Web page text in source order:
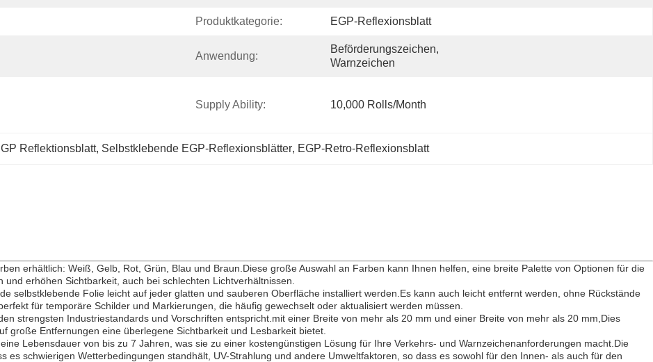
Produktkategorie: EGP-Reflexionsblatt
Anwendung:
Beförderungszeichen,
Warnzeichen
Supply Ability: 10,000 Rolls/month
Reflektionsblatt, Selbstklebende EGP-Reflexionsblätter, EGP-Retro-Reflexionsblatt
erhältlich: Weiß, Gelb, Rot, Grün, Blau und Braun.Diese große Auswahl an Farben kann Ihnen helfen, eine breite Palette von Optionen für die
erhöhen Sichtbarkeit, auch bei schlechten Lichtverhältnissen.
selbstklebende Folie leicht auf jeder glatten und sauberen Oberfläche installiert werden.Es kann auch leicht entfernt werden, ohne Rückstände
für temporäre Schilder und Markierungen, die häufig gewechselt oder aktualisiert werden müssen.
strengsten Industriestandards und Vorschriften entspricht.mit einer Breite von mehr als 20 mm und einer Breite von mehr als 20 mm,Dies
große Entfernungen eine überlegene Sichtbarkeit und Lesbarkeit bietet.
Lebensdauer von bis zu 7 Jahren, was sie zu einer kostengünstigen Lösung für Ihre Verkehrs- und Warnzeichenanforderungen macht.Die
es schwierigen Wetterbedingungen standhält, UV-Strahlung und andere Umweltfaktoren, so dass es sowohl für den Innen- als auch für den